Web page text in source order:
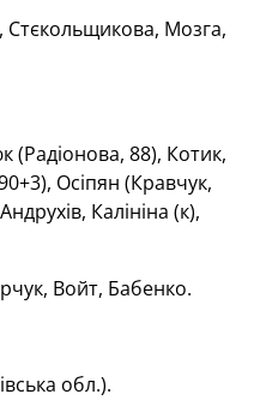
Стєкольщикова, Мозга,
88), Котик,
Осіпян (Кравчук,
Калініна (к),
Войт, Бабенко.
обл.).